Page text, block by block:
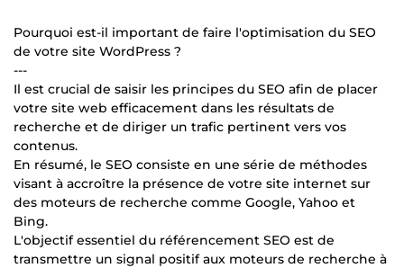
Pourquoi est-il important de faire l'optimisation du SEO
de votre site WordPress ?
---
Il est crucial de saisir les principes du SEO afin de placer
votre site web efficacement dans les résultats de
recherche et de diriger un trafic pertinent vers vos
contenus.
En résumé, le SEO consiste en une série de méthodes
visant à accroître la présence de votre site internet sur
des moteurs de recherche comme Google, Yahoo et
Bing.
L'objectif essentiel du référencement SEO est de
transmettre un signal positif aux moteurs de recherche à